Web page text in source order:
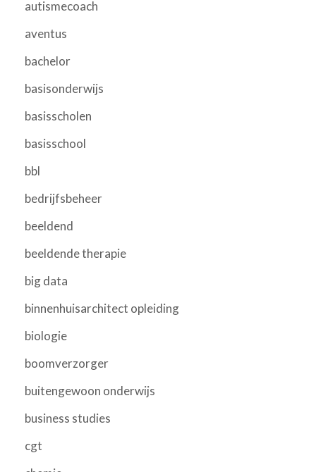
autismecoach
aventus
bachelor
basisonderwijs
basisscholen
basisschool
bbl
bedrijfsbeheer
beeldend
beeldende therapie
big data
binnenhuisarchitect opleiding
biologie
boomverzorger
buitengewoon onderwijs
business studies
cgt